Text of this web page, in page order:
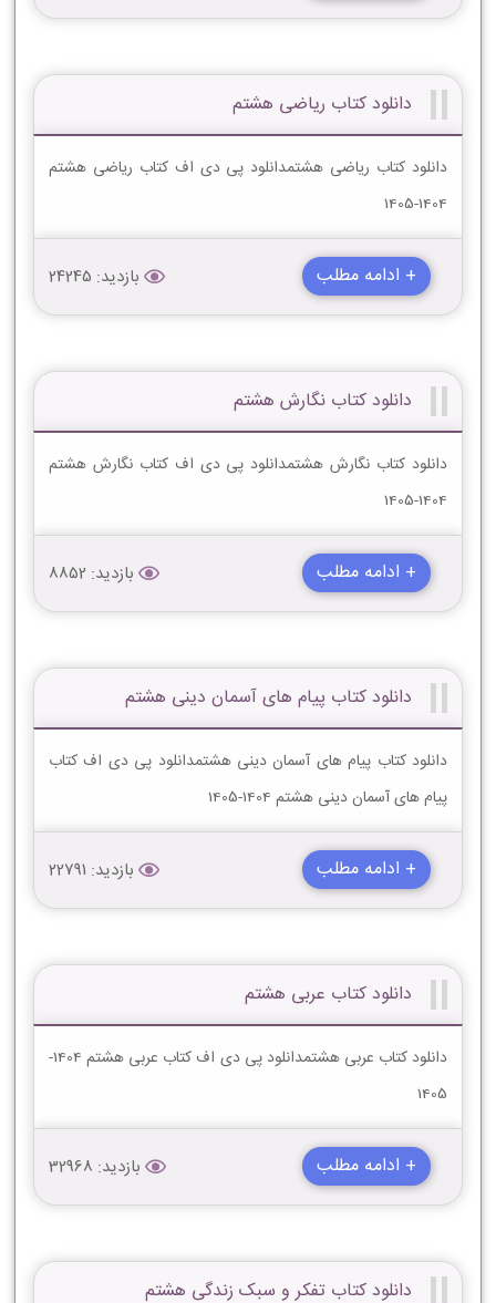
دانلود کتاب ریاضی هشتم
دانلود کتاب ریاضی هشتمدانلود پی دی اف کتاب ریاضی هشتم
1404-1405
+ ادامه مطلب بازدید: 24245
دانلود کتاب نگارش هشتم
دانلود کتاب نگارش هشتمدانلود پی دی اف کتاب نگارش هشتم
1404-1405
+ ادامه مطلب بازدید: 8852
دانلود کتاب پیام های آسمان دینی هشتم
دانلود کتاب پیام های آسمان دینی هشتمدانلود پی دی اف کتاب
پیام های آسمان دینی هشتم 1404-1405
+ ادامه مطلب بازدید: 22791
دانلود کتاب عربی هشتم
دانلود کتاب عربی هشتمدانلود پی دی اف کتاب عربی هشتم 1404-
1405
+ ادامه مطلب بازدید: 32968
دانلود کتاب تفکر و سبک زندگی هشتم